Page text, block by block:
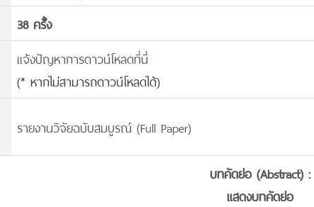
38 ครั้้ง
แจ้งปัญหาการดาวน์โหลดที่นี่
(* หากไม่สามารถดาวน์โหลดได้)
รายงานวิจัยฉบับสมบูรณ์ (Full Paper)
บทคัดย่อ (Abstract) :
แสดงบทคัดย่อ